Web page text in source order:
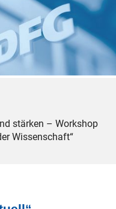
stärken – Workshop
Wissenschaft“